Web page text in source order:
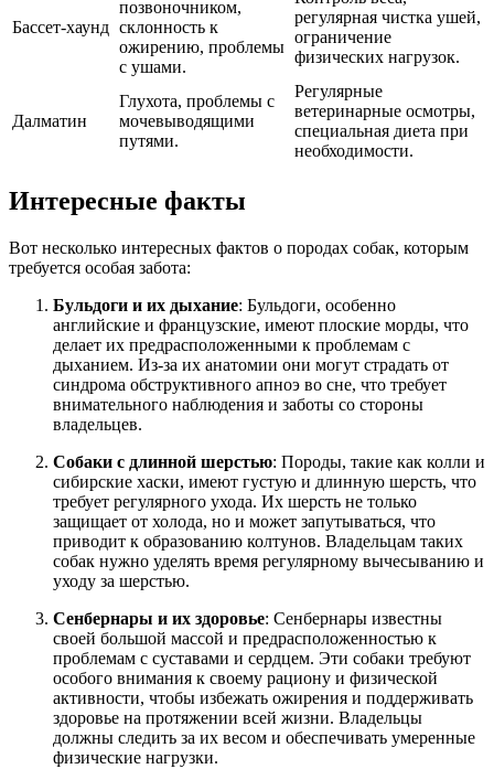
Бассет-хаунд
позвоночником,
склонность к
ожирению, проблемы
с ушами.
регулярная чистка ушей,
ограничение
физических нагрузок.
Далматин
Глухота, проблемы с
мочевыводящими
путями.
Регулярные
ветеринарные осмотры,
специальная диета при
необходимости.
Интересные факты
Вот несколько интересных фактов о породах собак, которым
требуется особая забота:
Бульдоги и их дыхание: Бульдоги, особенно
английские и французские, имеют плоские морды, что
делает их предрасположенными к проблемам с
дыханием. Из-за их анатомии они могут страдать от
синдрома обструктивного апноэ во сне, что требует
внимательного наблюдения и заботы со стороны
владельцев.
Собаки с длинной шерстью: Породы, такие как колли и
сибирские хаски, имеют густую и длинную шерсть, что
требует регулярного ухода. Их шерсть не только
защищает от холода, но и может запутываться, что
приводит к образованию колтунов. Владельцам таких
собак нужно уделять время регулярному вычесыванию и
уходу за шерстью.
Сенбернары и их здоровье: Сенбернары известны
своей большой массой и предрасположенностью к
проблемам с суставами и сердцем. Эти собаки требуют
особого внимания к своему рациону и физической
активности, чтобы избежать ожирения и поддерживать
здоровье на протяжении всей жизни. Владельцы
должны следить за их весом и обеспечивать умеренные
физические нагрузки.